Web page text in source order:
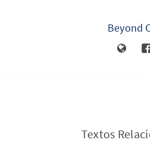
Beyond
Textos